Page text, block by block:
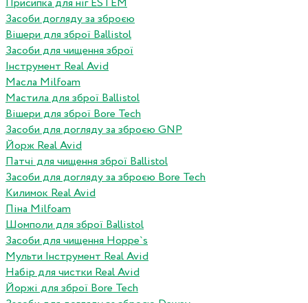
Присипка для ніг ESTEM
Засоби догляду за зброєю
Вішери для зброї Ballistol
Засоби для чищення зброї
Інструмент Real Avid
Масла Milfoam
Мастила для зброї Ballistol
Вішери для зброї Bore Tech
Засоби для догляду за зброєю GNP
Йорж Real Avid
Патчі для чищення зброї Ballistol
Засоби для догляду за зброєю Bore Tech
Килимок Real Avid
Піна Milfoam
Шомполи для зброї Ballistol
Засоби для чищення Hoppe`s
Мульти Інструмент Real Avid
Набір для чистки Real Avid
Йоржі для зброї Bore Tech